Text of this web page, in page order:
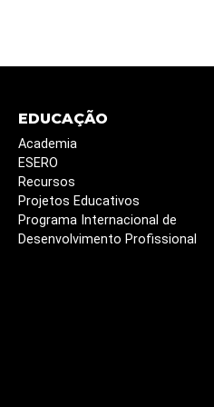
EDUCAÇÃO
Academia
ESERO
Recursos
Projetos Educativos
Programa Internacional de
Desenvolvimento Profissional